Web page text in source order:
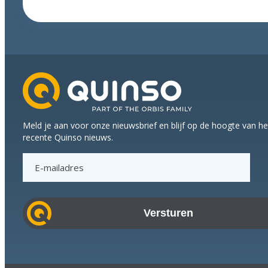
Meld je aan voor onze nieuwsbrief en blijf op de hoogte van
recente Quinso nieuws.
a
i
d